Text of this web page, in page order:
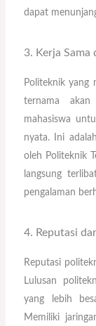
dapat
3. Kerja Sama
Politeknik yang
ternama
mahasiswa
nyata. Ini
oleh Politeknik
langsung
pengalaman
4. Reputasi
Reputasi
Lulusan
yang lebih
Memiliki